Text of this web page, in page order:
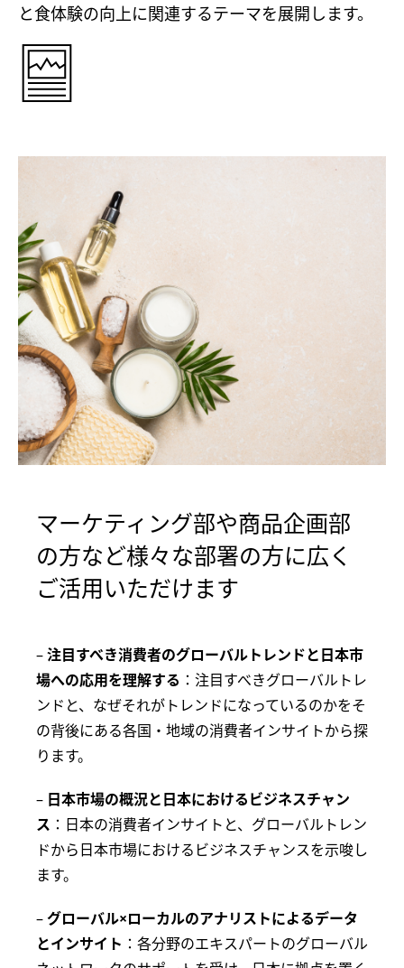
と食体験の向上に関連するテーマを展開します。
マーケティング部や商品企画部
の方など様々な部署の方に広く
ご活用いただけます
–注目すべき消費者のグローバルトレンドと日本市
場への応用を理解する ：注目すべきグローバルトレ
ンドと、なぜそれがトレンドになっているのかをそ
の背後にある各国・地域の消費者インサイトから探
ります。
– 日本市場の概況と日本におけるビジネスチャン
ス ：日本の消費者インサイトと、グローバルトレン
ドから日本市場におけるビジネスチャンスを示唆し
ます。
–グローバル×ローカルのアナリストによるデータ
とインサイト ：各分野のエキスパートのグローバル